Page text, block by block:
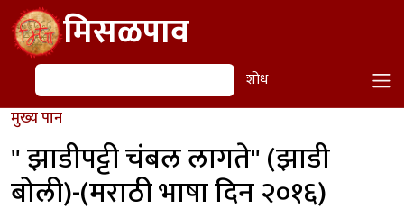
Skip to main contentमिसळपाव
शोध शोध
मुख्य पान
" झाडीपट्टी चंबल लागते" (झाडी
बोली)-(मराठी भाषा दिन २०१६)